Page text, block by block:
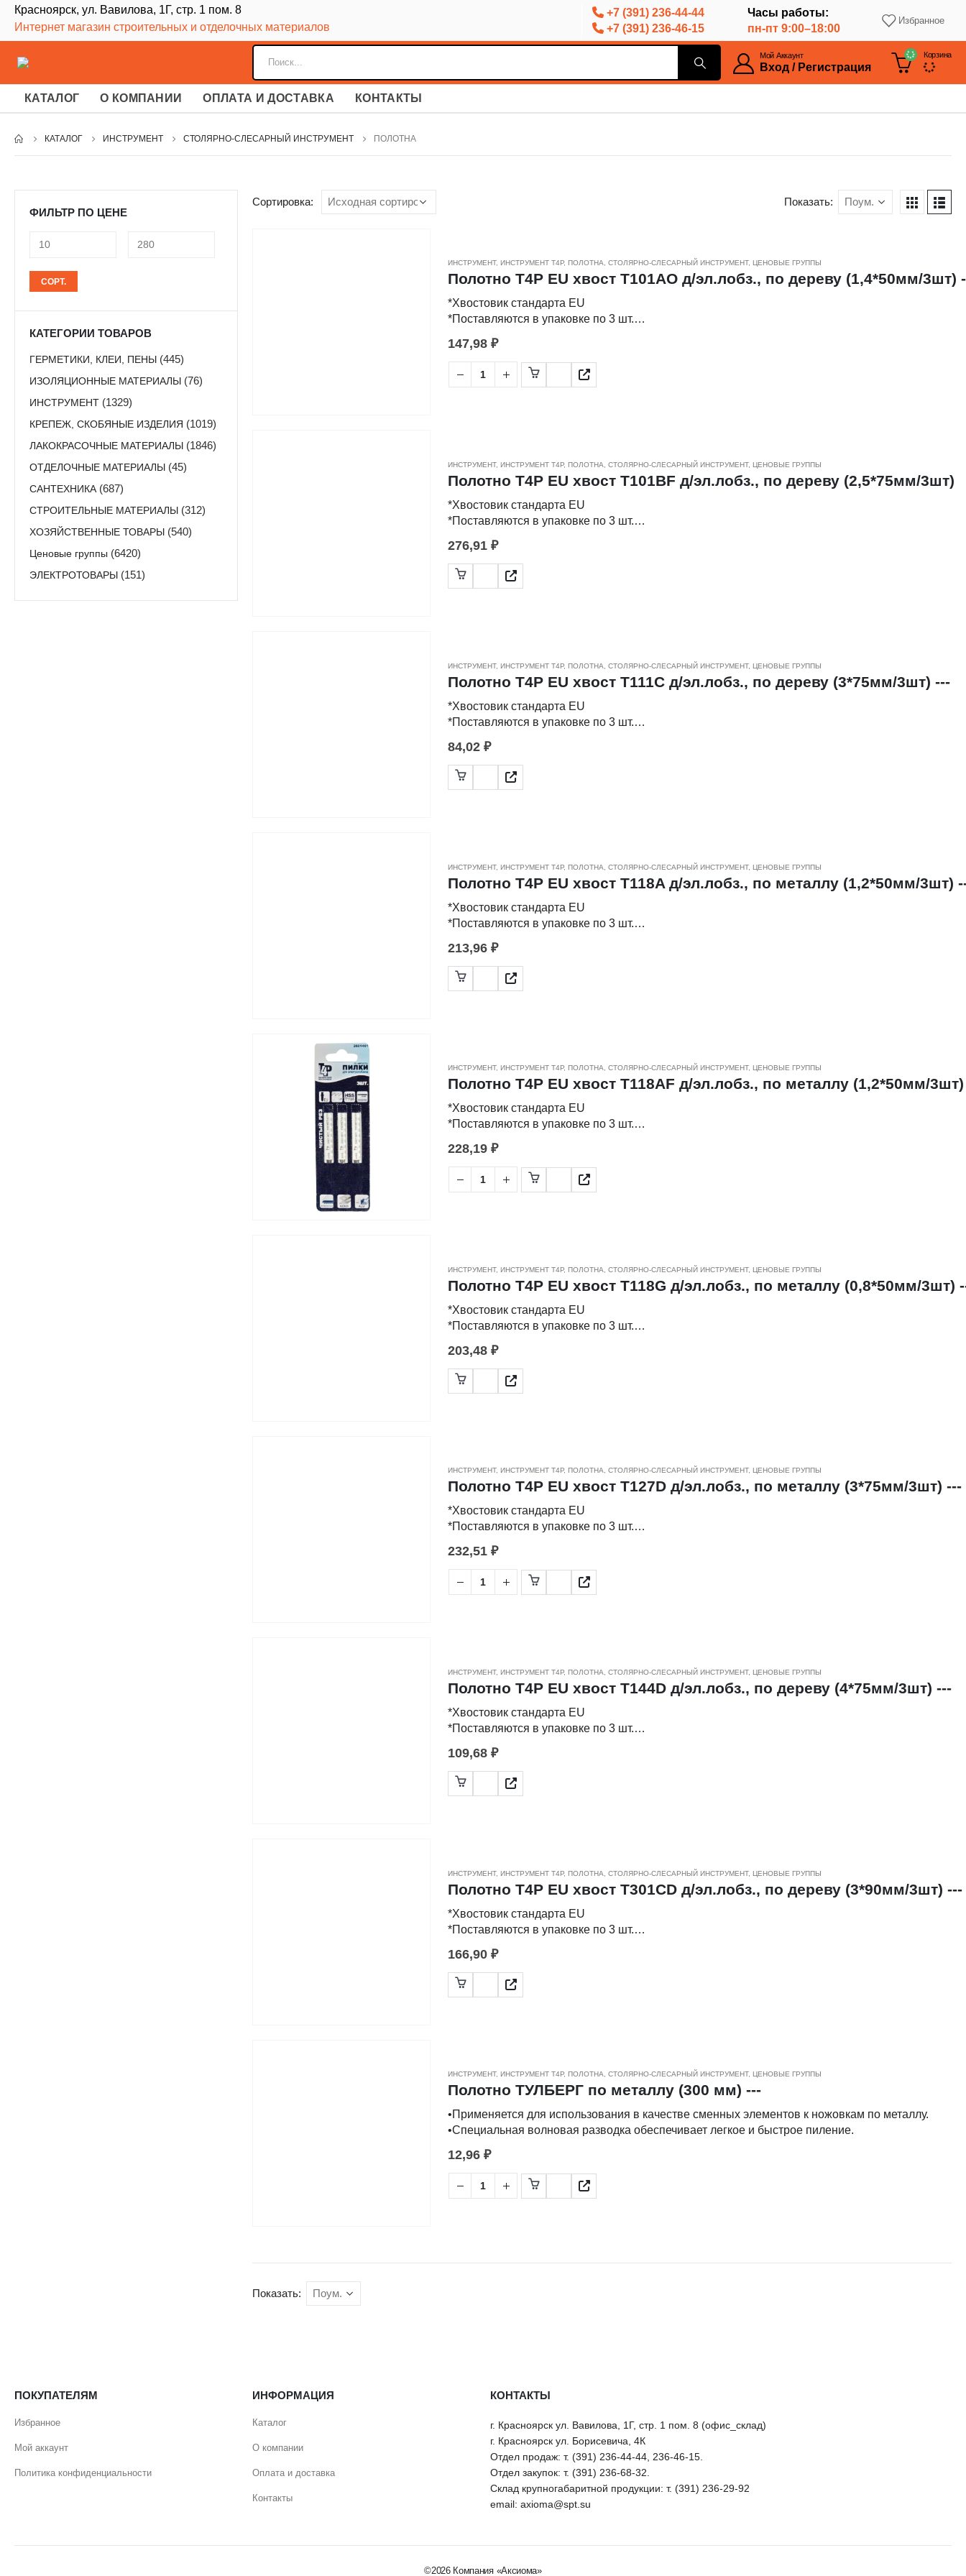
Красноярск, ул. Вавилова, 1Г, стр. 1 пом. 8
Интернет магазин строительных и отделочных материалов
+7 (391) 236-44-44
+7 (391) 236-46-15
Часы работы:
пн-пт 9:00–18:00
Избранное
Мой Аккаунт
Вход / Регистрация
Корзина
КАТАЛОГ О КОМПАНИИ ОПЛАТА И ДОСТАВКА КОНТАКТЫ
КАТАЛОГ ИНСТРУМЕНТ СТОЛЯРНО-СЛЕСАРНЫЙ ИНСТРУМЕНТ ПОЛОТНА
Сортировка: Показать:
ИНСТРУМЕНТ, ИНСТРУМЕНТ Т4Р, ПОЛОТНА СТОЛЯРНО-СЛЕСАРНЫЙ ИНСТРУМЕНТ, ЦЕНОВЫЕ ГРУППЫ
Полотно Т4Р EU хвост T101AO д/эл.лобз., по дереву (1,4*50мм/3шт)
*Хвостовик стандарта EU
*Поставляются в упаковке по 3 шт.
-Применяются для распила заготовок из дерева , фанеры, ДСП, МДФ, и других материалов.
-Различные виды заточки, разводки и шага зубьев обеспечивают быстрое и чистое пиление, а
также фигурный рез по материалам различной толщины и плотности.
147,98 ₽
ИНСТРУМЕНТ, ИНСТРУМЕНТ Т4Р, ПОЛОТНА СТОЛЯРНО-СЛЕСАРНЫЙ ИНСТРУМЕНТ, ЦЕНОВЫЕ ГРУППЫ
Полотно Т4Р EU хвост T101BF д/эл.лобз., по дереву (2,5*75мм/3шт)
*Хвостовик стандарта EU
*Поставляются в упаковке по 3 шт.
-Применяются для распила заготовок из дерева , фанеры, ДСП, МДФ, и других материалов.
-Различные виды заточки, разводки и шага зубьев обеспечивают быстрое и чистое пиление, а
также фигурный рез по материалам различной толщины и плотности.
276,91 ₽
ИНСТРУМЕНТ, ИНСТРУМЕНТ Т4Р, ПОЛОТНА СТОЛЯРНО-СЛЕСАРНЫЙ ИНСТРУМЕНТ, ЦЕНОВЫЕ ГРУППЫ
Полотно Т4Р EU хвост T111C д/эл.лобз., по дереву (3*75мм/3шт) ---
*Хвостовик стандарта EU
*Поставляются в упаковке по 3 шт.
-Применяются для распила заготовок из дерева , фанеры, ДСП, МДФ, и других материалов.
-Различные виды заточки, разводки и шага зубьев обеспечивают быстрое и чистое пиление,
а также фигурный рез по материалам различной толщины и плотности.
84,02 ₽
ИНСТРУМЕНТ, ИНСТРУМЕНТ Т4Р, ПОЛОТНА СТОЛЯРНО-СЛЕСАРНЫЙ ИНСТРУМЕНТ, ЦЕНОВЫЕ ГРУППЫ
Полотно Т4Р EU хвост T118A д/эл.лобз., по металлу (1,2*50мм/3шт)
*Хвостовик стандарта EU
*Поставляются в упаковке по 3 шт.
-Применяются для распила металлических заготовок, а также позволяют производить
виды пропилов в металлических листах, алюминии и цветных металлах.
-Изготовлены из быстрорежущей стали HSS и биметалла.
213,96 ₽
ИНСТРУМЕНТ, ИНСТРУМЕНТ Т4Р, ПОЛОТНА СТОЛЯРНО-СЛЕСАРНЫЙ ИНСТРУМЕНТ, ЦЕНОВЫЕ ГРУППЫ
Полотно Т4Р EU хвост T118AF д/эл.лобз., по металлу (1,2*50мм/3шт)
*Хвостовик стандарта EU
*Поставляются в упаковке по 3 шт.
-Применяются для распила металлических заготовок, а также позволяют производить
виды пропилов в металлических листах, алюминии и цветных металлах.
-Изготовлены из быстрорежущей стали HSS и биметалла.
228,19 ₽
ИНСТРУМЕНТ, ИНСТРУМЕНТ Т4Р, ПОЛОТНА СТОЛЯРНО-СЛЕСАРНЫЙ ИНСТРУМЕНТ, ЦЕНОВЫЕ ГРУППЫ
Полотно Т4Р EU хвост T118G д/эл.лобз., по металлу (0,8*50мм/3шт)
*Хвостовик стандарта EU
*Поставляются в упаковке по 3 шт.
-Применяются для распила металлических заготовок, а также позволяют производить
виды пропилов в металлических листах, алюминии и цветных металлах.
-Изготовлены из быстрорежущей стали HSS и биметалла.
203,48 ₽
ИНСТРУМЕНТ, ИНСТРУМЕНТ Т4Р, ПОЛОТНА СТОЛЯРНО-СЛЕСАРНЫЙ ИНСТРУМЕНТ, ЦЕНОВЫЕ ГРУППЫ
Полотно Т4Р EU хвост T127D д/эл.лобз., по металлу (3*75мм/3шт) ---
*Хвостовик стандарта EU
*Поставляются в упаковке по 3 шт.
-Применяются для распила металлических заготовок, а также позволяют производить
различные виды пропилов в металлических листах, алюминии и цветных металлах.
-Изготовлены из быстрорежущей стали HSS и биметалла.
232,51 ₽
ИНСТРУМЕНТ, ИНСТРУМЕНТ Т4Р, ПОЛОТНА СТОЛЯРНО-СЛЕСАРНЫЙ ИНСТРУМЕНТ, ЦЕНОВЫЕ ГРУППЫ
Полотно Т4Р EU хвост T144D д/эл.лобз., по дереву (4*75мм/3шт) ---
*Хвостовик стандарта EU
*Поставляются в упаковке по 3 шт.
-Применяются для распила заготовок из дерева , фанеры, ДСП, МДФ, и других материалов.
-Различные виды заточки, разводки и шага зубьев обеспечивают быстрое и чистое пиление,
а также фигурный рез по материалам различной толщины и плотности.
109,68 ₽
ИНСТРУМЕНТ, ИНСТРУМЕНТ Т4Р, ПОЛОТНА СТОЛЯРНО-СЛЕСАРНЫЙ ИНСТРУМЕНТ, ЦЕНОВЫЕ ГРУППЫ
Полотно Т4Р EU хвост T301CD д/эл.лобз., по дереву (3*90мм/3шт) ---
*Хвостовик стандарта EU
*Поставляются в упаковке по 3 шт.
-Применяются для распила заготовок из дерева , фанеры, ДСП, МДФ, и других материалов.
-Различные виды заточки, разводки и шага зубьев обеспечивают быстрое и чистое пиление, а
также фигурный рез по материалам различной толщины и плотности.
166,90 ₽
ИНСТРУМЕНТ, ИНСТРУМЕНТ Т4Р, ПОЛОТНА СТОЛЯРНО-СЛЕСАРНЫЙ ИНСТРУМЕНТ, ЦЕНОВЫЕ ГРУППЫ
Полотно ТУЛБЕРГ по металлу (300 мм) ---
•Применяется для использования в качестве сменных элементов к ножовкам по металлу.
•Специальная волновая разводка обеспечивает легкое и быстрое пиление.
12,96 ₽
Показать:
ФИЛЬТР ПО ЦЕНЕ
Минимальная
цена
Максимальная
цена
СОРТ.
КАТЕГОРИИ ТОВАРОВ
ГЕРМЕТИКИ, КЛЕИ, ПЕНЫ (445)
ИЗОЛЯЦИОННЫЕ МАТЕРИАЛЫ (76)
ИНСТРУМЕНТ (1329)
КРЕПЕЖ, СКОБЯНЫЕ ИЗДЕЛИЯ (1019)
ЛАКОКРАСОЧНЫЕ МАТЕРИАЛЫ (1846)
ОТДЕЛОЧНЫЕ МАТЕРИАЛЫ (45)
САНТЕХНИКА (687)
СТРОИТЕЛЬНЫЕ МАТЕРИАЛЫ (312)
ХОЗЯЙСТВЕННЫЕ ТОВАРЫ (540)
Ценовые группы (6420)
ЭЛЕКТРОТОВАРЫ (151)
ПОКУПАТЕЛЯМ
Избранное
Мой аккаунт
Политика конфиденциальности
ИНФОРМАЦИЯ
Каталог
О компании
Оплата и доставка
Контакты
КОНТАКТЫ
г. Красноярск ул. Вавилова, 1Г, стр. 1 пом. 8 (офис_склад)
г. Красноярск ул. Борисевича, 4К
Отдел продаж: т. (391) 236-44-44, 236-46-15.
Отдел закупок: т. (391) 236-68-32.
Склад крупногабаритной продукции: т. (391) 236-29-92
email: axioma@spt.su
©2026 Компания «Аксиома»